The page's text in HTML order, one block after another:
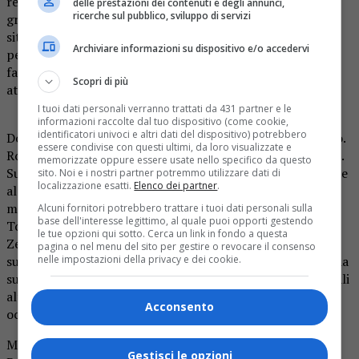
grandine ed un generale calo delletemperature. Tale
situazione si protrarrà fino a martedì. Successivamente la
perturbazione siritirerà verso le regioni centrali europee,
favorendo una diminuzione delle condizioni di
atmosferica.
Domani, lunedì, 26 lugliocielo nuvoloso o molto nuvoloso.
Rovesci sparsi al mattino più probabili a ridosso delle Alpi.
Successivamente attesi temporali sulle zone pedemontane
alpine in avanzataverso le zone di pianura con valori
moderati o localmente molto forti, più probabili tra
Torinese e Verbano.
Zero termico: in lieve calo sui 3800 m.Venti: moderati
sudoccidentali sulle Alpi e deboli o localmente moderati da
sud
sull’Appennino; deboli prevalentemente settentrionali
altrove.
occasione dei
temporali più intensi dal pomeriggio
Martedì 27 luglio
delle prestazioni dei contenuti e degli annunci,
ricerche sul pubblico, sviluppo di servizi
Archiviare informazioni su dispositivo e/o accedervi
Scopri di più
I tuoi dati personali verranno trattati da 431 partner e le
informazioni raccolte dal tuo dispositivo (come cookie,
identificatori univoci e altri dati del dispositivo) potrebbero
essere condivise con questi ultimi, da loro visualizzate e
memorizzate oppure essere usate nello specifico da questo
sito. Noi e i nostri partner potremmo utilizzare dati di
localizzazione esatti. Elenco dei partner.
Alcuni fornitori potrebbero trattare i tuoi dati personali sulla
base dell'interesse legittimo, al quale puoi opporti gestendo
le tue opzioni qui sotto. Cerca un link in fondo a questa
pagina o nel menu del sito per gestire o revocare il consenso
nelle impostazioni della privacy e dei cookie.
Acconsento
Gestisci le opzioni